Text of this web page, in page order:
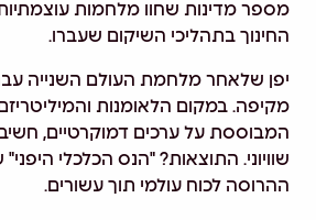
מספר מדינות שחוו מלחמות
החינוך בתהליכי השיקום שעברו.
יפן שלאחר מלחמת העולם השנייה
מקיפה. במקום הלאומנות
המבוססת על ערכים דמוקרטיים,
שוויוני. התוצאות? "הנס הכלכלי
ההרוסה לכוח עולמי תוך עשורים.